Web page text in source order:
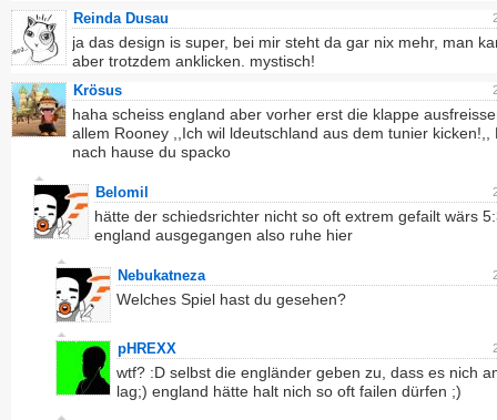
Reinda Dusau
ja das design is super, bei mir steht da gar nix mehr, man
aber trotzdem anklicken. mystisch!
Krösus
haha scheiss england aber vorher erst die klappe
allem Rooney ,,Ich wil ldeutschland aus dem tunier kicken!,,
nach hause du spacko
Belomil
hätte der schiedsrichter nicht so oft extrem gefailt wärs
england ausgegangen also ruhe hier
Nebukatneza
Welches Spiel hast du gesehen?
pHREXX
wtf? :D selbst die engländer geben zu, dass es nich
lag;) england hätte halt nich so oft failen dürfen ;)